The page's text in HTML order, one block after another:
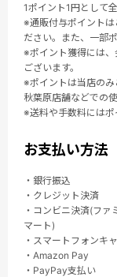
1ポイント1円として
※通販付与ポイントは
ださい。また、一部
※ポイント獲得には
ございます。
※ポイントは当店の
秋葉原店舗などでの
※送料や手数料にはポ
お支払い方法
・銀行振込
・クレジット決済
・コンビニ決済(フ
マート)
・スマートフォンキ
・Amazon Pay
・PayPay支払い